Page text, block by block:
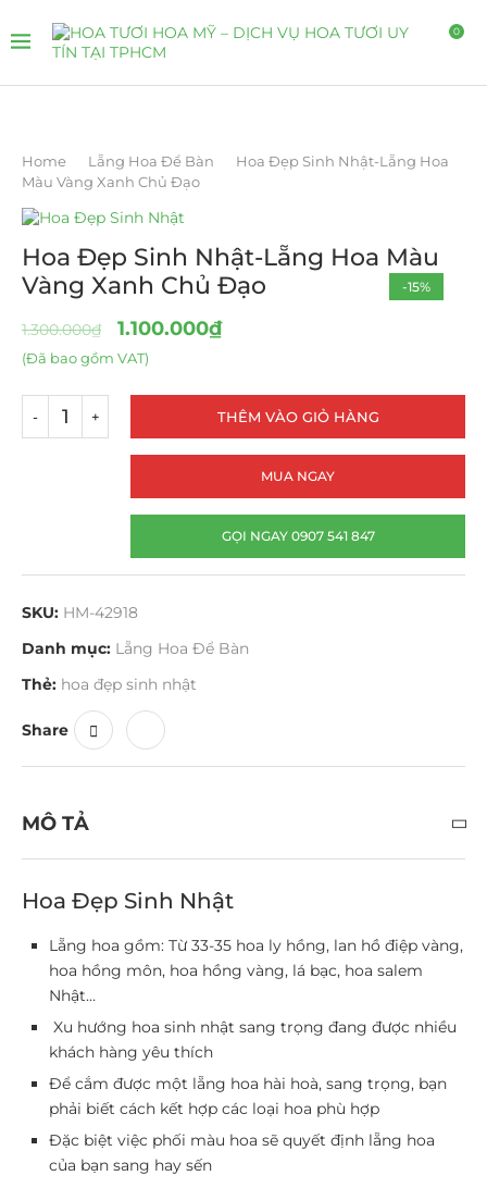
0
Home Lẵng Hoa Để Bàn
Hoa Đẹp Sinh Nhật-Lẵng Hoa
Màu Vàng Xanh Chủ Đạo
-15%
Hoa Đẹp Sinh Nhật-Lẵng Hoa Màu
Vàng Xanh Chủ Đạo
1.300.000₫ 1.100.000₫
(Đã bao gồm VAT)
THÊM VÀO GIỎ HÀNG
MUA NGAY
GỌI NGAY 0907 541 847
SKU: HM-42918
Danh mục: Lẵng Hoa Để Bàn
Thẻ: hoa đẹp sinh nhật
Share
MÔ TẢ
Hoa Đẹp Sinh Nhật
Lẵng hoa gồm: Từ 33-35 hoa ly hồng, lan hồ điệp vàng,
hoa hồng môn, hoa hồng vàng, lá bạc, hoa salem
Nhật…
Xu hướng hoa sinh nhật sang trọng đang được nhiều
khách hàng yêu thích
Để cắm được một lẵng hoa hài hoà, sang trọng, bạn
phải biết cách kết hợp các loại hoa phù hợp
Đặc biệt việc phối màu hoa sẽ quyết định lẵng hoa
của bạn sang hay sến